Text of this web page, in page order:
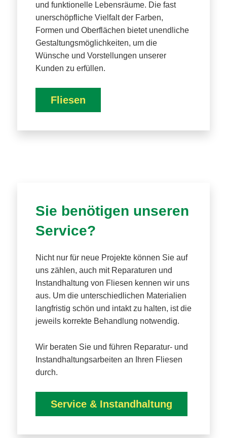
und funktionelle Lebensräume. Die fast
unerschöpfliche Vielfalt der Farben,
Formen und Oberflächen bietet unendliche
Gestaltungsmöglichkeiten, um die
Wünsche und Vorstellungen unserer
Kunden zu erfüllen.
Fliesen
Sie benötigen unseren
Service?
Nicht nur für neue Projekte können Sie auf
uns zählen, auch mit Reparaturen und
Instandhaltung von Fliesen kennen wir uns
aus. Um die unterschiedlichen Materialien
langfristig schön und intakt zu halten, ist die
jeweils korrekte Behandlung notwendig.
Wir beraten Sie und führen Reparatur- und
Instandhaltungsarbeiten an Ihren Fliesen
durch.
Service & Instandhaltung